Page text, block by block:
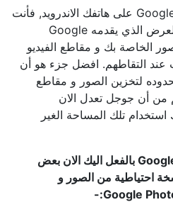
اذا لم تكن تستخدم Google Photos على هاتفك الاندرويد, فأنت
تفتقد الى الكثير. الصور هي العرض الذي يقدمه Google
الخاصة بك و مقاطع الفيديو
التقاطهم. افضل جزء هو أن
لتخزين الصور و مقاطع
من أن جوجل تعدل الان
تلك المساحة الغير
اذا لم تكن تستخدم Google Photos بالفعل اليك الان بعض
احتياطية من الصور و